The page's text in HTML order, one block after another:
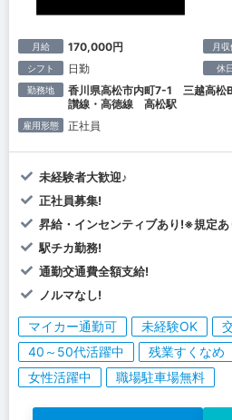
月給 170,000円 月収
シフト 日勤 休日
勤務地
香川県高松市内町7-1 三越高
讃線・高徳線 高松駅
雇用形態 正社員
未経験者大歓迎♪
正社員募集!
昇給・インセンティブあり!※規定あ
駅チカ勤務!
通勤交通費全額支給!
ノルマなし!
マイカー通勤可 未経験OK
40～50代活躍中
残業すくなめ
女性活躍中
職場駐車場無料